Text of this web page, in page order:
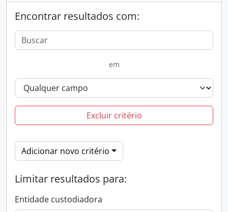
Encontrar resultados com:
em
Excluir critério
Adicionar novo critério
Limitar resultados para:
Entidade custodiadora